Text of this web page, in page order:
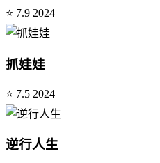
⭐ 7.9 2024
抓娃娃
⭐ 7.5 2024
逆行人生